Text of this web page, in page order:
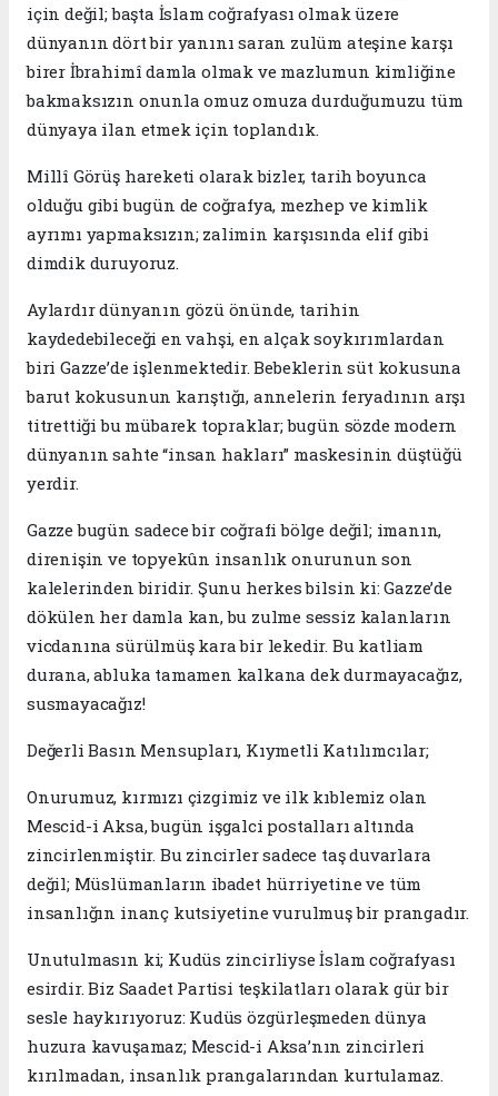
için değil; başta İslam coğrafyası olmak üzere
dünyanın dört bir yanını saran zulüm ateşine karşı
birer İbrahimî damla olmak ve mazlumun kimliğine
bakmaksızın onunla omuz omuza durduğumuzu tüm
dünyaya ilan etmek için toplandık.
Millî Görüş hareketi olarak bizler, tarih boyunca
olduğu gibi bugün de coğrafya, mezhep ve kimlik
ayrımı yapmaksızın; zalimin karşısında elif gibi
dimdik duruyoruz.
Aylardır dünyanın gözü önünde, tarihin
kaydedebileceği en vahşi, en alçak soykırımlardan
biri Gazze’de işlenmektedir. Bebeklerin süt kokusuna
barut kokusunun karıştığı, annelerin feryadının arşı
titrettiği bu mübarek topraklar; bugün sözde modern
dünyanın sahte “insan hakları” maskesinin düştüğü
yerdir.
Gazze bugün sadece bir coğrafi bölge değil; imanın,
direnişin ve topyekûn insanlık onurunun son
kalelerinden biridir. Şunu herkes bilsin ki: Gazze’de
dökülen her damla kan, bu zulme sessiz kalanların
vicdanına sürülmüş kara bir lekedir. Bu katliam
durana, abluka tamamen kalkana dek durmayacağız,
susmayacağız!
Değerli Basın Mensupları, Kıymetli Katılımcılar;
Onurumuz, kırmızı çizgimiz ve ilk kıblemiz olan
Mescid-i Aksa, bugün işgalci postalları altında
zincirlenmiştir. Bu zincirler sadece taş duvarlara
değil; Müslümanların ibadet hürriyetine ve tüm
insanlığın inanç kutsiyetine vurulmuş bir prangadır.
Unutulmasın ki; Kudüs zincirliyse İslam coğrafyası
esirdir. Biz Saadet Partisi teşkilatları olarak gür bir
sesle haykırıyoruz: Kudüs özgürleşmeden dünya
huzura kavuşamaz; Mescid-i Aksa’nın zincirleri
kırılmadan, insanlık prangalarından kurtulamaz.